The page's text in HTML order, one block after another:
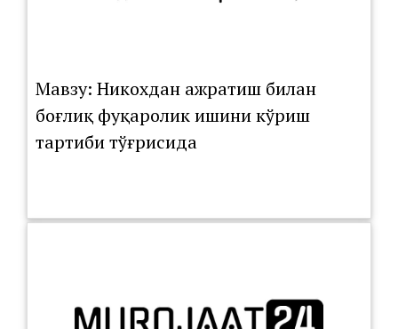
Мавзу: Никохдан ажратиш билан
боғлиқ фуқаролик ишини кўриш
тартиби тўғрисида